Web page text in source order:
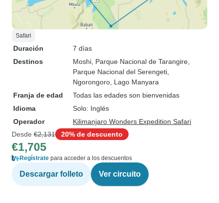
Safari
Duración
7 días
Destinos
Moshi , Parque Nacional de Tarangire
Parque Nacional del Serengeti
Ngorongoro , Lago Manyara
Franja de edad
Todas las edades son bienvenidas
Idioma
Solo: Inglés
Operador
Kilimanjaro Wonders Expedition Safari
Desde €2,131 20% de descuento
€1,705
Regístrate para acceder a los descuentos
Descargar folleto Ver circuito